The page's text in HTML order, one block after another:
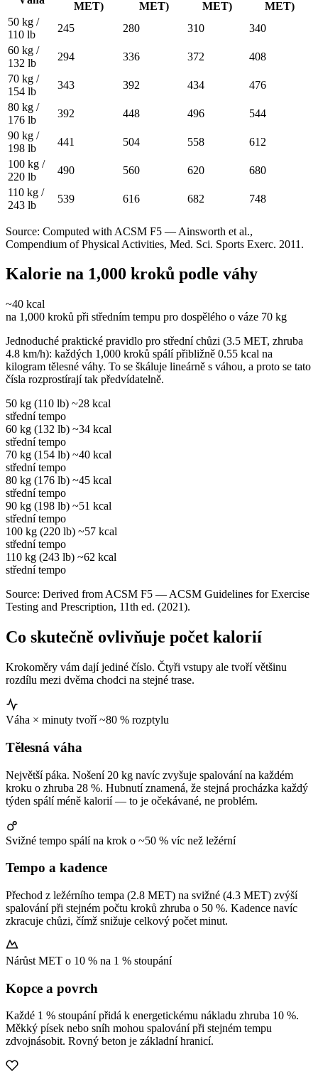
MET) MET) MET)
MET)
50 kg /
110 lb
245 280 310
340
60 kg /
132 lb
294 336 372
408
70 kg /
154 lb
343 392 434
476
80 kg /
176 lb
392 448 496
544
90 kg /
198 lb
441 504 558
612
100 kg /
220 lb
490 560 620
680
110 kg /
243 lb
539 616 682 748
Source: Computed with ACSM F5 — Ainsworth et al.,
Compendium of Physical Activities, Med. Sci. Sports Exerc. 2011.
Kalorie na 1,000 kroků podle váhy
~40 kcal
na 1,000 kroků při středním tempu pro dospělého o váze 70 kg
Jednoduché praktické pravidlo pro střední chůzi (3.5 MET, zhruba
4.8 km/h): každých 1,000 kroků spálí přibližně 0.55 kcal na
kilogram tělesné váhy. To se škáluje lineárně s váhou, a proto se tato
čísla rozprostírají tak předvídatelně.
50 kg (110 lb) ~28 kcal
střední tempo
60 kg (132 lb) ~34 kcal
střední tempo
70 kg (154 lb) ~40 kcal
střední tempo
80 kg (176 lb) ~45 kcal
střední tempo
90 kg (198 lb) ~51 kcal
střední tempo
100 kg (220 lb) ~57 kcal
střední tempo
110 kg (243 lb) ~62 kcal
střední tempo
Source: Derived from ACSM F5 — ACSM Guidelines for Exercise
Testing and Prescription, 11th ed. (2021).
Co skutečně ovlivňuje počet kalorií
Krokoměry vám dají jediné číslo. Čtyři vstupy ale tvoří většinu
rozdílu mezi dvěma chodci na stejné trase.
Váha × minuty tvoří ~80 % rozptylu
Tělesná váha
Největší páka. Nošení 20 kg navíc zvyšuje spalování na každém
kroku o zhruba 28 %. Hubnutí znamená, že stejná procházka každý
týden spálí méně kalorií — to je očekávané, ne problém.
Svižné tempo spálí na krok o ~50 % víc než ležérní
Tempo a kadence
Přechod z ležérního tempa (2.8 MET) na svižné (4.3 MET) zvýší
spalování při stejném počtu kroků zhruba o 50 %. Kadence navíc
zkracuje chůzi, čímž snižuje celkový počet minut.
Nárůst MET o 10 % na 1 % stoupání
Kopce a povrch
Každé 1 % stoupání přidá k energetickému nákladu zhruba 10 %.
Měkký písek nebo sníh mohou spalování při stejném tempu
zdvojnásobit. Rovný beton je základní hranicí.